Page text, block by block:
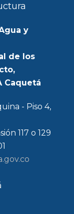
y
de los
Caquetá
- Piso 4,
117 o 129